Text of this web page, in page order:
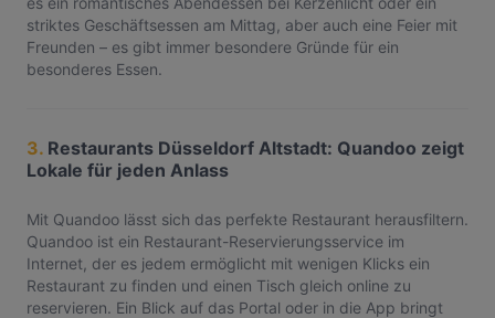
striktes Geschäftsessen am Mittag, aber auch eine Feier mit
Freunden – es gibt immer besondere Gründe für ein
besonderes Essen.
3. Restaurants Düsseldorf Altstadt: Quandoo zeigt
Lokale für jeden Anlass
Mit Quandoo lässt sich das perfekte Restaurant herausfiltern.
Quandoo ist ein Restaurant-Reservierungsservice im
Internet, der es jedem ermöglicht mit wenigen Klicks ein
Restaurant zu finden und einen Tisch gleich online zu
reservieren. Ein Blick auf das Portal oder in die App bringt